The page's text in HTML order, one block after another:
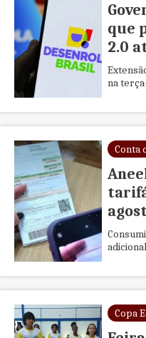
que
2.0
na
Conta
Copa